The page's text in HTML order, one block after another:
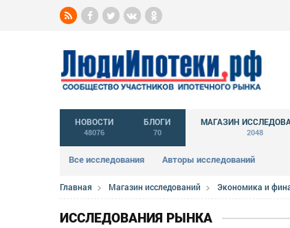
НОВОСТИ
48076
БЛОГИ
70
МАГАЗИН
2048
Все исследования Авторы исследований
Главная Магазин исследований Экономика и
ИССЛЕДОВАНИЯ РЫНКА